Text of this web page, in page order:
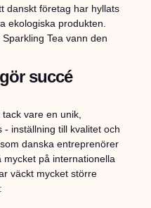
danskt företag har hyllats
ekologiska produkten.
Tea vann den
succé
vare en unik,
- inställning till kvalitet och
danska entreprenörer
på internationella
väckt mycket större